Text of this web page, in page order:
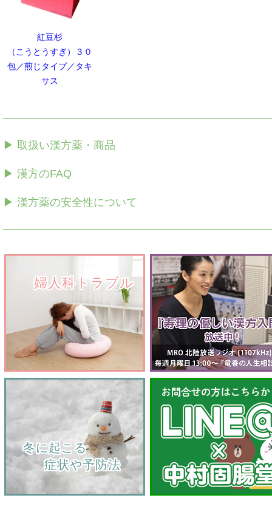
紅豆杉
（こうとうすぎ）３０
包／煎じタイプ／タキ
サス
▶ 取扱い漢方薬・商品
▶ 漢方のFAQ
▶ 漢方薬の安全性について
婦人科トラブル
    冬に起こる
         症状や予防法